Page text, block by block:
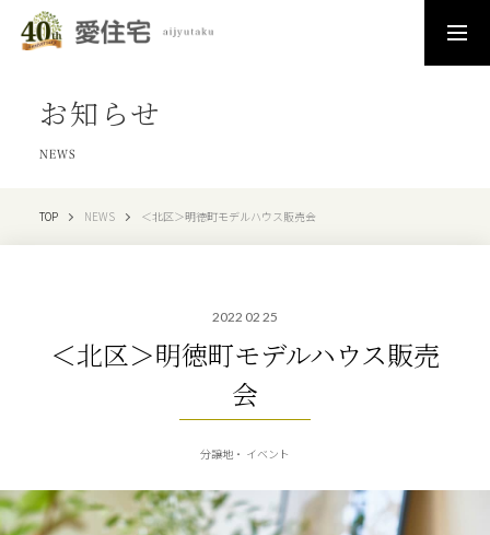
お知らせ
NEWS
TOP NEWS ＜北区＞明徳町モデルハウス販売会
2022 02 25
＜北区＞明徳町モデルハウス販売
会
分譲地 イベント